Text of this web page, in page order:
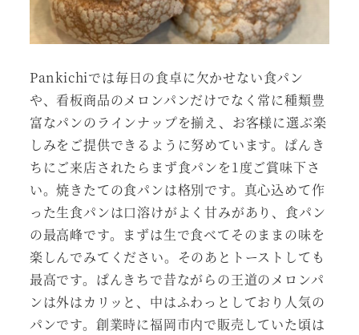
Pankichiでは毎日の食卓に欠かせない食パン
や、看板商品のメロンパンだけでなく常に種類豊
富なパンのラインナップを揃え、お客様に選ぶ楽
しみをご提供できるように努めています。ぱんき
ちにご来店されたらまず食パンを1度ご賞味下さ
い。焼きたての食パンは格別です。真心込めて作
った生食パンは口溶けがよく甘みがあり、食パン
の最高峰です。まずは生で食べてそのままの味を
楽しんでみてください。そのあとトーストしても
最高です。ぱんきちで昔ながらの王道のメロンパ
ンは外はカリッと、中はふわっとしており人気の
パンです。創業時に福岡市内で販売していた頃は